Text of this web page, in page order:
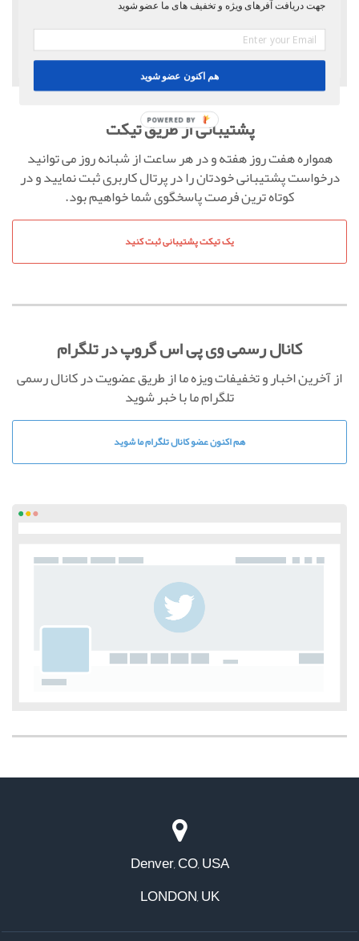
پشتیبانی از طریق تیکت
همواره هفت روز هفته و در هر ساعت از شبانه روز می توانید
درخواست پشتیبانی خودتان را در پرتال کاربری ثبت نمایید و در
کوتاه ترین فرصت پاسخگوی شما خواهیم بود.
یک تیکت پشتیبانی ثبت کنید
کانال رسمی وی پی اس گروپ در تلگرام
از آخرین اخبار و تخفیفات ويزه ما از طریق عضویت در کانال رسمی
تلگرام ما با خبر شوید
هم اکنون عضو کانال تلگرام ما شوید
Denver, CO, USA
LONDON, UK
جهت دریافت آفرهای ویژه و تخفیف های ما عضو شوید
هم اکنون عضو شوید
POWERED BY